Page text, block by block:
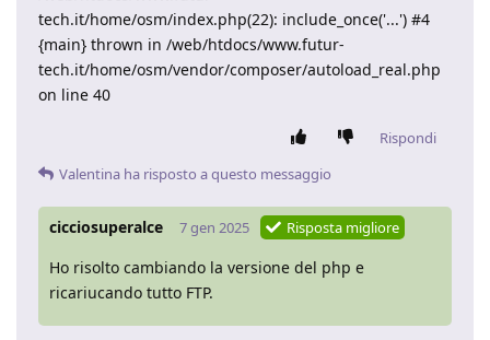
tech.it/home/osm/index.php(22): include_once('...') #4
{main} thrown in /web/htdocs/www.futur-
tech.it/home/osm/vendor/composer/autoload_real.php
on line 40
Rispondi
Valentina ha risposto a questo messaggio
cicciosuperalce 7 gen 2025 Risposta migliore
Ho risolto cambiando la versione del php e
ricariucando tutto FTP.